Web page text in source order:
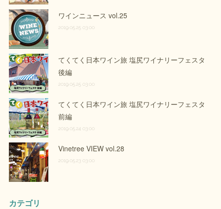
ワインニュース vol.25
2019.05.25 03:00
てくてく日本ワイン旅 塩尻ワイナリーフェスタ
後編
2019.05.25 03:00
てくてく日本ワイン旅 塩尻ワイナリーフェスタ
前編
2019.05.24 03:00
Vinetree VIEW vol.28
2019.05.23 03:00
カテゴリ